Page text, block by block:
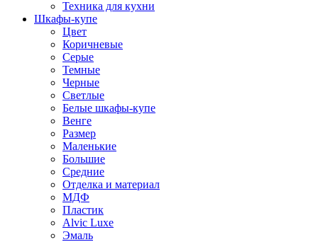
Техника для кухни
Шкафы-купе
Цвет
Коричневые
Серые
Темные
Черные
Светлые
Белые шкафы-купе
Венге
Размер
Маленькие
Большие
Средние
Отделка и материал
МДФ
Пластик
Alvic Luxe
Эмаль